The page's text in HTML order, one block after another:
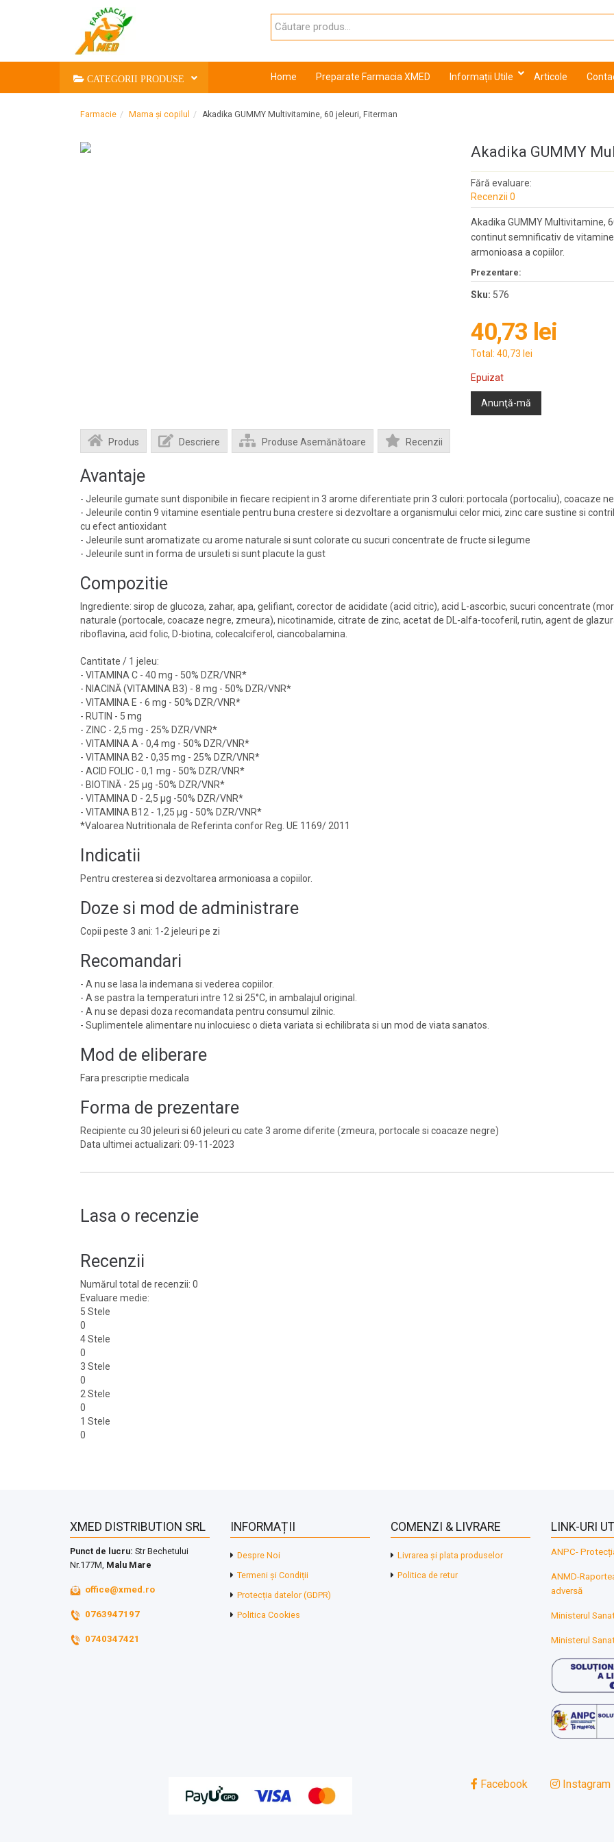
CATEGORII PRODUSE Home Preparate Farmacia XMED Informații Utile Articole
Farmacie Mama și copilul Akadika GUMMY Multivitamine, 60 jeleuri, Fiterman
Akadika GUMMY
Fără evaluare:
Recenzii 0
Akadika GUMMY Multivitamine,
continut semnificativ de
armonioasa a copiilor.
Prezentare:
Sku: 576
40,73 lei
Total: 40,73 lei
Epuizat
Anunţă-mă
Produs Descriere Produse Asemănătoare Recenzii
Avantaje
- Jeleurile gumate sunt disponibile in fiecare recipient in 3 arome diferentiate prin 3 culori: portocala (portocaliu), coacaze
- Jeleurile contin 9 vitamine esentiale pentru buna crestere si dezvoltare a organismului celor mici, zinc care sustine si
cu efect antioxidant
- Jeleurile sunt aromatizate cu arome naturale si sunt colorate cu sucuri concentrate de fructe si legume
- Jeleurile sunt in forma de ursuleti si sunt placute la gust
Compozitie
Ingrediente: sirop de glucoza, zahar, apa, gelifiant, corector de acididate (acid citric), acid L-ascorbic, sucuri concentrate
naturale (portocale, coacaze negre, zmeura), nicotinamide, citrate de zinc, acetat de DL-alfa-tocoferil, rutin, agent de
riboflavina, acid folic, D-biotina, colecalciferol, ciancobalamina.
Cantitate / 1 jeleu:
- VITAMINA C - 40 mg - 50% DZR/VNR*
- NIACINĂ (VITAMINA B3) - 8 mg - 50% DZR/VNR*
- VITAMINA E - 6 mg - 50% DZR/VNR*
- RUTIN - 5 mg
- ZINC - 2,5 mg - 25% DZR/VNR*
- VITAMINA A - 0,4 mg - 50% DZR/VNR*
- VITAMINA B2 - 0,35 mg - 25% DZR/VNR*
- ACID FOLIC - 0,1 mg - 50% DZR/VNR*
- BIOTINĂ - 25 µg -50% DZR/VNR*
- VITAMINA D - 2,5 µg -50% DZR/VNR*
- VITAMINA B12 - 1,25 µg - 50% DZR/VNR*
*Valoarea Nutritionala de Referinta confor Reg. UE 1169/ 2011
Indicatii
Pentru cresterea si dezvoltarea armonioasa a copiilor.
Doze si mod de administrare
Copii peste 3 ani: 1-2 jeleuri pe zi
Recomandari
- A nu se lasa la indemana si vederea copiilor.
- A se pastra la temperaturi intre 12 si 25°C, in ambalajul original.
- A nu se depasi doza recomandata pentru consumul zilnic.
- Suplimentele alimentare nu inlocuiesc o dieta variata si echilibrata si un mod de viata sanatos.
Mod de eliberare
Fara prescriptie medicala
Forma de prezentare
Recipiente cu 30 jeleuri si 60 jeleuri cu cate 3 arome diferite (zmeura, portocale si coacaze negre)
Data ultimei actualizari: 09-11-2023
Lasa o recenzie
Recenzii
Numărul total de recenzii: 0
Evaluare medie:
5 Stele
0
4 Stele
0
3 Stele
0
2 Stele
0
1 Stele
0
XMED DISTRIBUTION SRL
Punct de lucru: Str Bechetului
Nr.177M, Malu Mare
office@xmed.ro
0763947197
0740347421
INFORMAȚII
Despre Noi
Termeni și Condiții
Protecția datelor (GDPR)
Politica Cookies
COMENZI & LIVRARE
Livrarea și plata produselor
Politica de retur
LINK-URI
ANPC-
ANMD-
adversă
Ministerul
Ministerul
Facebook Instagram